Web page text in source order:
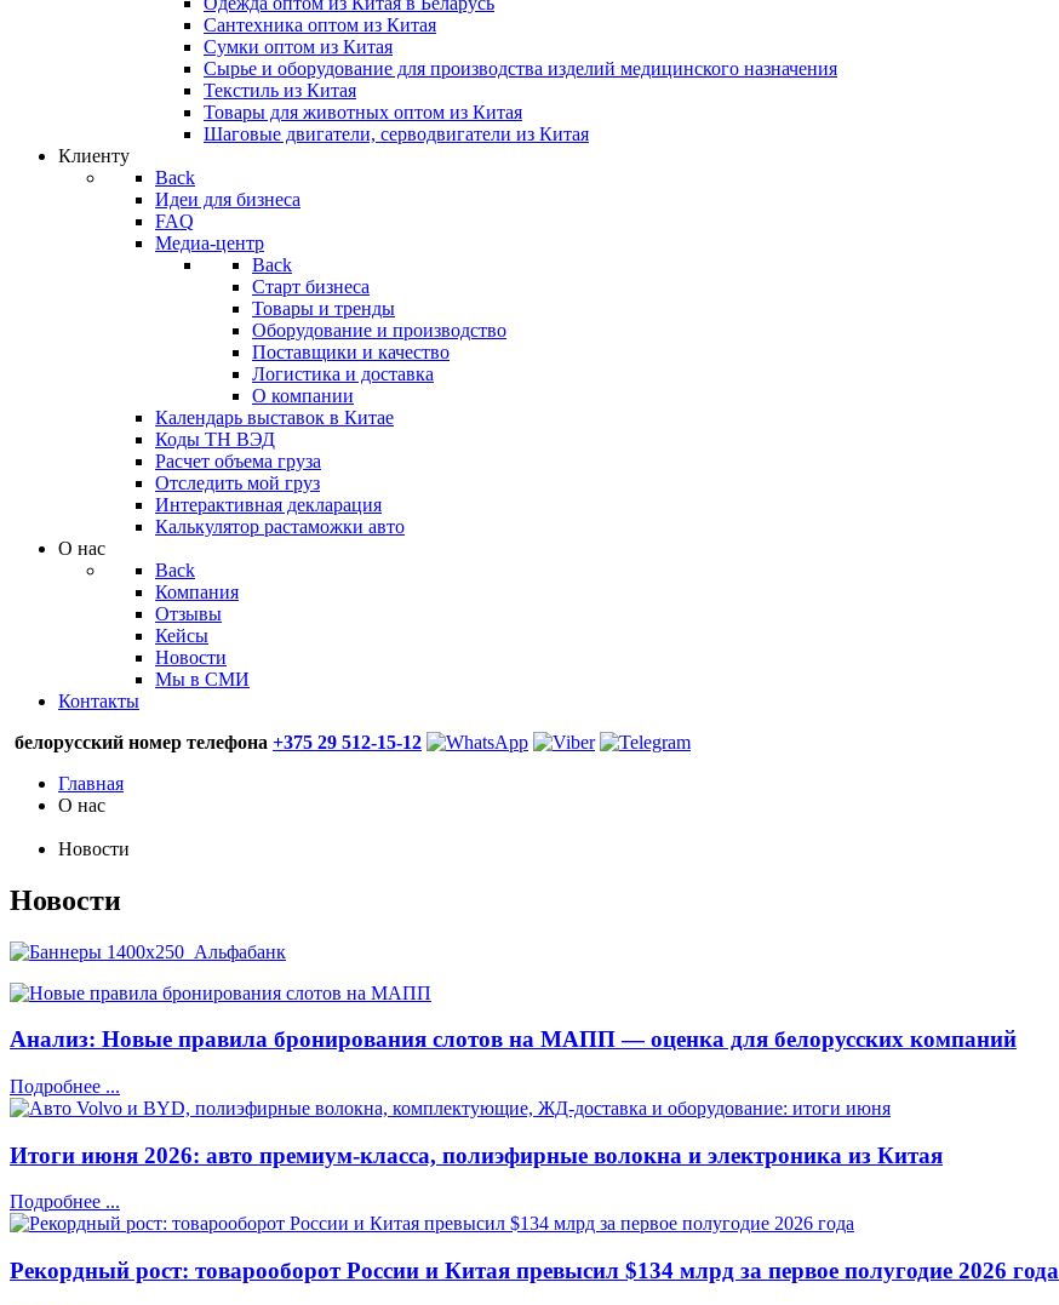
Сантехника оптом из Китая
Сумки оптом из Китая
Сырье и оборудование для производства изделий медицинского назначения
Текстиль из Китая
Товары для животных оптом из Китая
Шаговые двигатели, серводвигатели из Китая
Клиенту
Back
Идеи для бизнеса
FAQ
Медиа-центр
Back
Старт бизнеса
Товары и тренды
Оборудование и производство
Поставщики и качество
Логистика и доставка
О компании
Календарь выставок в Китае
Коды ТН ВЭД
Расчет объема груза
Отследить мой груз
Интерактивная декларация
Калькулятор растаможки авто
О нас
Back
Компания
Отзывы
Кейсы
Новости
Мы в СМИ
Контакты
белорусский номер телефона +375 29 512-15-12
Главная
О нас
Новости
Новости
Анализ: Новые правила бронирования слотов на МАПП — оценка для белорусских компаний
Подробнее ...
Итоги июня 2026: авто премиум-класса, полиэфирные волокна и электроника из Китая
Подробнее ...
Рекордный рост: товарооборот России и Китая превысил $134 млрд за первое полугодие 2026 года